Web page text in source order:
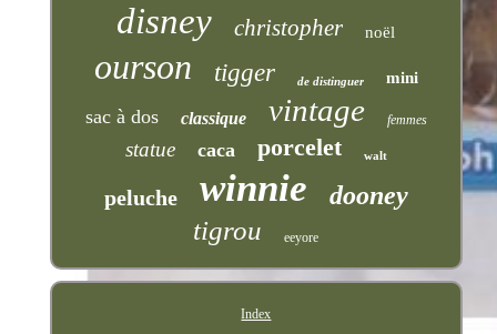
disney christopher noël
ourson tigger de distinguer mini
sac à dos classique vintage femmes
statue caca porcelet walt
peluche winnie dooney
tigrou eeyore
Index